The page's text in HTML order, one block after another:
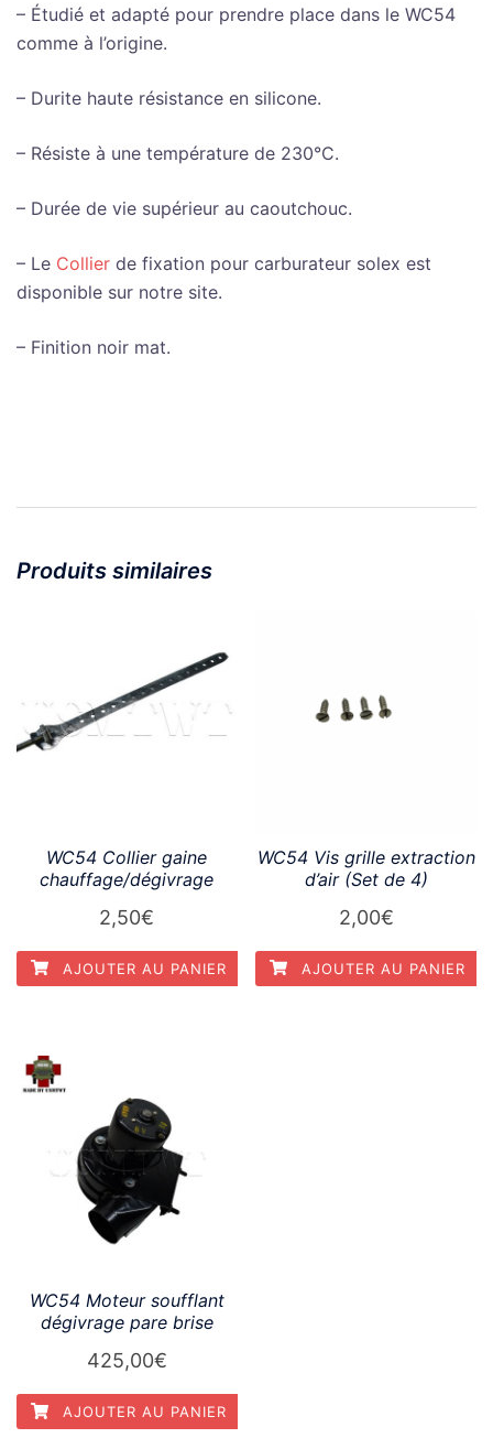
– Étudié et adapté pour prendre place dans le WC54
comme à l’origine.
– Durite haute résistance en silicone.
– Résiste à une température de 230°C.
– Durée de vie supérieur au caoutchouc.
– Le Collier de fixation pour carburateur solex est
disponible sur notre site.
– Finition noir mat.
Produits similaires
WC54 Collier gaine
chauffage/dégivrage
2,50€
AJOUTER AU PANIER
WC54 Vis grille extraction
d’air (Set de 4)
2,00€
AJOUTER AU PANIER
WC54 Moteur soufflant
dégivrage pare brise
425,00€
AJOUTER AU PANIER